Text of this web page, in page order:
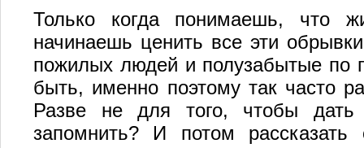
Только когда понимаешь, что
начинаешь ценить все эти
пожилых людей и полузабытые по
быть, именно поэтому так часто
Разве не для того, чтобы
запомнить? И потом